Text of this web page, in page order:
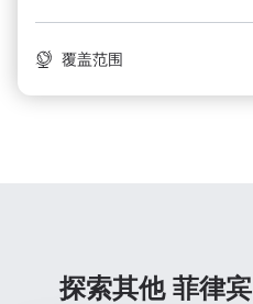
覆盖范围
探索其他 菲律宾